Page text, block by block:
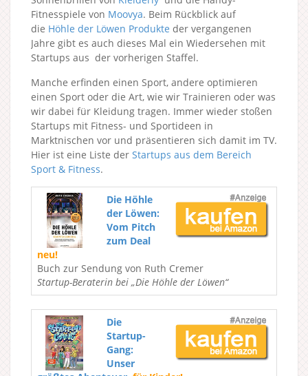
Fitnesspiele von Moovya. Beim Rückblick auf
die Höhle der Löwen Produkte der vergangenen
Jahre gibt es auch dieses Mal ein Wiedersehen mit
Startups aus der vorherigen Staffel.
Manche erfinden einen Sport, andere optimieren
einen Sport oder die Art, wie wir Trainieren oder was
wir dabei für Kleidung tragen. Immer wieder stoßen
Startups mit Fitness- und Sportideen in
Marktnischen vor und präsentieren sich damit im TV.
Hier ist eine Liste der Startups aus dem Bereich
Sport & Fitness.
Die Höhle
der Löwen:
Vom Pitch
zum Deal
neu!
Buch zur Sendung von Ruth Cremer
Startup-Beraterin bei „Die Höhle der Löwen“
Die
Startup-
Gang:
Unser